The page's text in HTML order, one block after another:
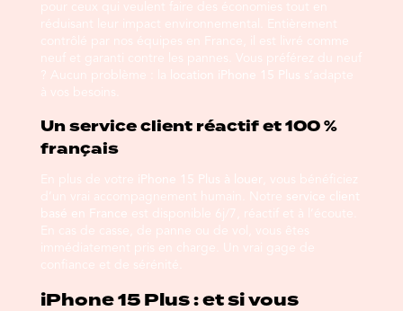
pour ceux qui veulent faire des économies tout en
réduisant leur impact environnemental. Entièrement
contrôlé par nos équipes en France, il est livré comme
neuf et garanti contre les pannes. Vous préférez du neuf
? Aucun problème : la
location iPhone 15 Plus s’adapte
à vos besoins.
Un service client réactif et 100 %
français
En plus de votre iPhone 15 Plus à louer
, vous bénéficiez
d’un vrai accompagnement humain. Notre service client
basé en France est disponible 6j/7, réactif et à l’écoute.
En cas de casse, de panne ou de vol, vous êtes
immédiatement pris en charge. Un vrai gage de
confiance et de sérénité.
iPhone 15 Plus : et si vous